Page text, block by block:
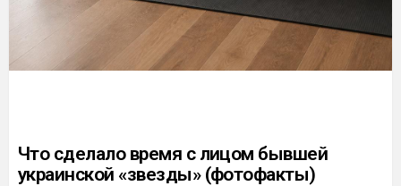
Что сделало время с лицом бывшей
украинской «звезды» (фотофакты)